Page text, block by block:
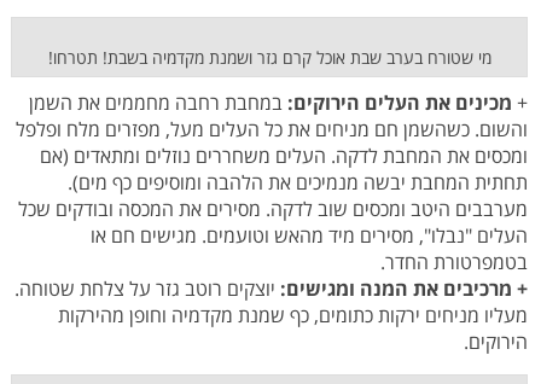
מי שטורח בערב שבת אוכל קרם גזר ושמנת מקדמיה בשבת! תטרחו!
+ מכינים את העלים הירוקים: במחבת רחבה מחממים את השמן
והשום. כשהשמן חם מניחים את כל העלים מעל, מפזרים מלח ופלפל
ומכסים את המחבת לדקה. העלים משחררים נוזלים ומתאדים (אם
תחתית המחבת יבשה מנמיכים את הלהבה ומוסיפים כף מים).
מערבבים היטב ומכסים שוב לדקה. מסירים את המכסה ובודקים שכל
העלים "נבלו", מסירים מיד מהאש וטועמים. מגישים חם או
בטמפרטורת החדר.
+ מרכיבים את המנה ומגישים: יוצקים רוטב גזר על צלחת שטוחה.
מעליו מניחים ירקות כתומים, כף שמנת מקדמיה וחופן מהירקות
הירוקים.